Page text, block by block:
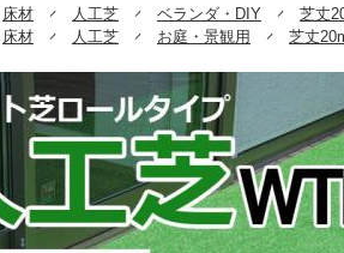
床材 人工芝 ベランダ・DIY
芝丈
床材 人工芝 お庭・景観用 芝丈